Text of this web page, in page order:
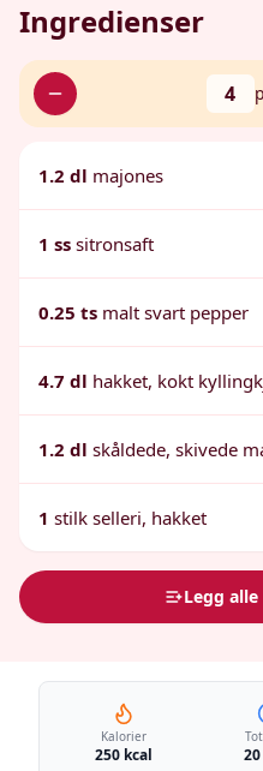
Ingredienser
4
1.2 dl majones
1 ss sitronsaft
0.25 ts malt svart pepper
4.7 dl hakket, kokt
1.2 dl skåldede, skivede
1 stilk selleri, hakket
Legg
Kalorier
250 kcal